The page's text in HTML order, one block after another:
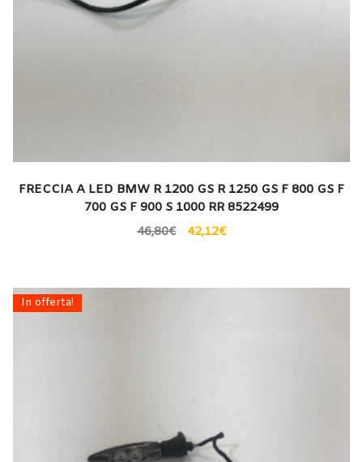
FRECCIA A LED BMW R 1200 GS R 1250 GS F 800 GS F
700 GS F 900 S 1000 RR 8522499
46,80€ 42,12€
In offerta!